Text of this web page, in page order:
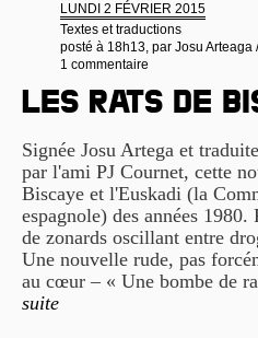
LUNDI 2 FÉVRIER 2015
Textes et traductions
posté à 18h13, par Josu Arteaga
1 commentaire
LES RATS DE
Signée Josu Artega et
par l'ami PJ Cournet, cette
Biscaye et l'Euskadi (la
espagnole) des années
de zonards oscillant entre
Une nouvelle rude, pas
au cœur – « Une bombe de
suite